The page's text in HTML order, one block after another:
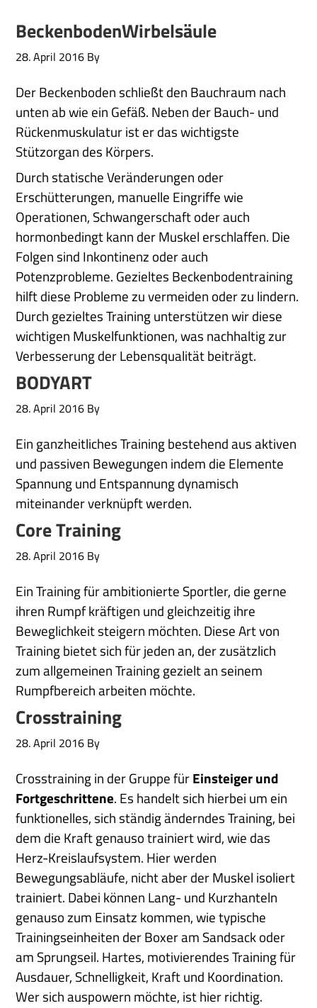
BeckenbodenWirbelsäule
28. April 2016 By
Der Beckenboden schließt den Bauchraum nach
unten ab wie ein Gefäß. Neben der Bauch- und
Rückenmuskulatur ist er das wichtigste
Stützorgan des Körpers.
Durch statische Veränderungen oder
Erschütterungen, manuelle Eingriffe wie
Operationen, Schwangerschaft oder auch
hormonbedingt kann der Muskel erschlaffen. Die
Folgen sind Inkontinenz oder auch
Potenzprobleme. Gezieltes Beckenbodentraining
hilft diese Probleme zu vermeiden oder zu lindern.
Durch gezieltes Training unterstützen wir diese
wichtigen Muskelfunktionen, was nachhaltig zur
Verbesserung der Lebensqualität beiträgt.
BODYART
28. April 2016 By
Ein ganzheitliches Training bestehend aus aktiven
und passiven Bewegungen indem die Elemente
Spannung und Entspannung dynamisch
miteinander verknüpft werden.
Core Training
28. April 2016 By
Ein Training für ambitionierte Sportler, die gerne
ihren Rumpf kräftigen und gleichzeitig ihre
Beweglichkeit steigern möchten. Diese Art von
Training bietet sich für jeden an, der zusätzlich
zum allgemeinen Training gezielt an seinem
Rumpfbereich arbeiten möchte.
Crosstraining
28. April 2016 By
Crosstraining in der Gruppe fürEinsteiger und
Fortgeschrittene. Es handelt sich hierbei um ein
funktionelles, sich ständig änderndes Training, bei
dem die Kraft genauso trainiert wird, wie das
Herz-Kreislaufsystem. Hier werden
Bewegungsabläufe, nicht aber der Muskel isoliert
trainiert. Dabei können Lang- und Kurzhanteln
genauso zum Einsatz kommen, wie typische
Trainingseinheiten der Boxer am Sandsack oder
am Sprungseil. Hartes, motivierendes Training für
Ausdauer, Schnelligkeit, Kraft und Koordination.
Wer sich auspowern möchte, ist hier richtig.